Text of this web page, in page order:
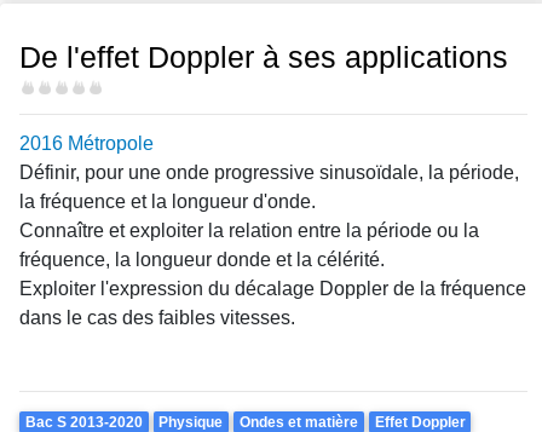
De l'effet Doppler à ses applications
Difficulté
2016 Métropole
Définir, pour une onde progressive sinusoïdale, la période,
la fréquence et la longueur d'onde.
Connaître et exploiter la relation entre la période ou la
fréquence, la longueur donde et la célérité.
Exploiter l'expression du décalage Doppler de la fréquence
dans le cas des faibles vitesses.
Theme
Bac S 2013-2020 Physique Ondes et matière Effet Doppler